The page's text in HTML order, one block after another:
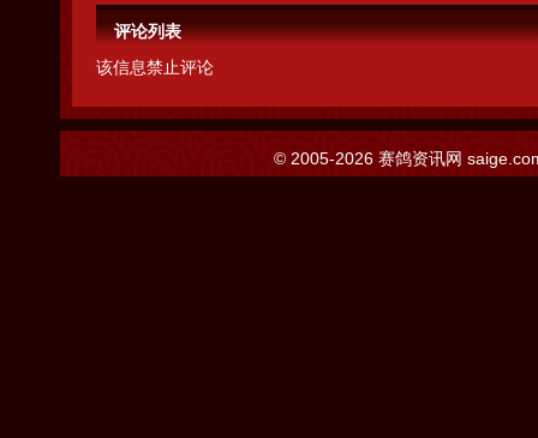
评论列表
该信息禁止评论
© 2005-2026 赛鸽资讯网